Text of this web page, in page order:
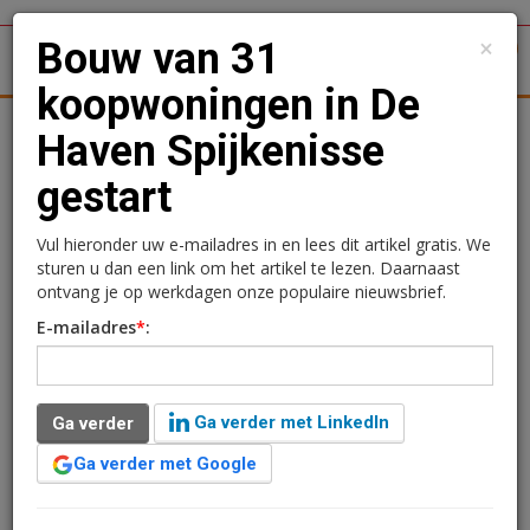
Woningmarkt Kantoren
Bouw van 31
koopwoningen in De
Haven Spijkenisse gestart
In Spijkenisse is Ballast Nedam gestart met de bouw
van de vierde fase van De Haven, onderdeel van De
Elementen. In deze fase, die de naam Schoener draagt,
×
Bouw van 31
koopwoningen in De
Haven Spijkenisse
gestart
Vul hieronder uw e-mailadres in en lees dit artikel gratis. We
sturen u dan een link om het artikel te lezen. Daarnaast
ontvang je op werkdagen onze populaire nieuwsbrief.
E-mailadres*:
Ga verder
Ga verder met LinkedIn
Ga verder met Google